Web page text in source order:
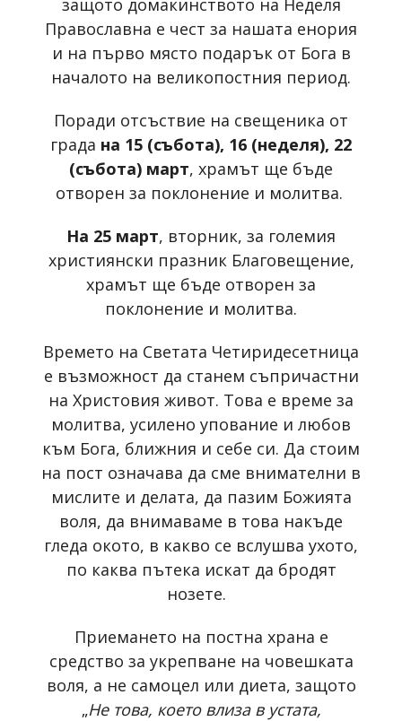
защото домакинството на Неделя
Православна е чест за нашата енория
и на първо място подарък от Бога в
началото на великопостния период.
Поради отсъствие на свещеника от
града на 15 (събота), 16 (неделя), 22
(събота) март, храмът ще бъде
отворен за поклонение и молитва.
На 25 март, вторник, за големия
християнски празник Благовещение,
храмът ще бъде отворен за
поклонение и молитва.
Времето на Светата Четиридесетница
е възможност да станем съпричастни
на Христовия живот. Това е време за
молитва, усилено упование и любов
към Бога, ближния и себе си. Да стоим
на пост означава да сме внимателни в
мислите и делата, да пазим Божията
воля, да внимаваме в това накъде
гледа окото, в какво се вслушва ухото,
по каква пътека искат да бродят
нозете.
Приемането на постна храна е
средство за укрепване на човешката
воля, а не самоцел или диета, защото
„Не това, което влиза в устата,